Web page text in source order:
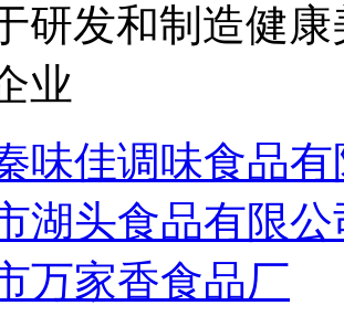
研发和制造健
业
味佳调味食品
湖头食品有限公
万家香食品厂